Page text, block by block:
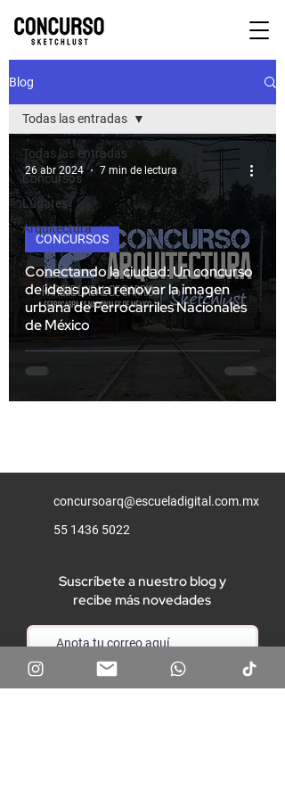
Blog
Todas las entradas
Concursos
Lugares
Arquitectura
Todas las entradas
Conectando la ciudad: Un concurso
de ideas para renovar la imagen
urbana de Ferrocarriles Nacionales
de México
CONCURSOS
26 abr 2024 7 min de lectura
concursoarq@escueladigital.com.mx
55 1436 5022
Suscríbete a nuestro blog y
recibe más novedades